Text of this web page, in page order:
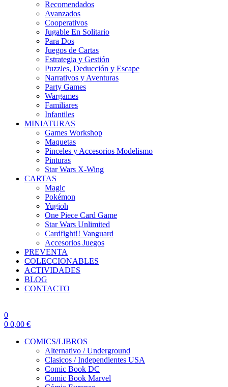
Recomendados
Avanzados
Cooperativos
Jugable En Solitario
Para Dos
Juegos de Cartas
Estrategia y Gestión
Puzzles, Deducción y Escape
Narrativos y Aventuras
Party Games
Wargames
Familiares
Infantiles
MINIATURAS
Games Workshop
Maquetas
Pinceles y Accesorios Modelismo
Pinturas
Star Wars X-Wing
CARTAS
Magic
Pokémon
Yugioh
One Piece Card Game
Star Wars Unlimited
Cardfight!! Vanguard
Accesorios Juegos
PREVENTA
COLECCIONABLES
ACTIVIDADES
BLOG
CONTACTO
0
0 0,00 €
COMICS/LIBROS
Alternativo / Underground
Clasicos / Independientes USA
Comic Book DC
Comic Book Marvel